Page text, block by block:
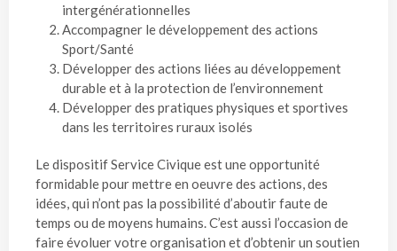
intergénérationnelles
Accompagner le développement des actions
Sport/Santé
Développer des actions liées au développement
durable et à la protection de l’environnement
Développer des pratiques physiques et sportives
dans les territoires ruraux isolés
Le dispositif Service Civique est une opportunité
formidable pour mettre en oeuvre des actions, des
idées, qui n’ont pas la possibilité d’aboutir faute de
temps ou de moyens humains. C’est aussi l’occasion de
faire évoluer votre organisation et d’obtenir un soutien